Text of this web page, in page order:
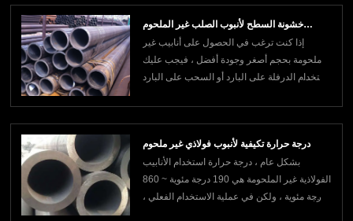
الملحومة:1. عندما يتم غسل الأن
خشونة السطح لأنبوب الصلب غير الملحوم
المسحوب على البارد
إذا كنت ترغب في الحصول على أنابيب غير
ملحومة بحجم أصغر وجودة أفضل ، فيجب عليك
استخدام الدرفلة على البارد أو السحب على البارد
ممر حلقي يتكون من أخدود دائري ذو مقطع
درجة حرارة تكيفية لأنبوب فولاذي غير ملحوم
بشكل عام ، درجة حرارة استخدام الأنابيب
الفولاذية غير الملحومة هي 190 درجة مئوية ~ 860
درجة مئوية ، ولكن في عملية الاستخدام الفعلي ،